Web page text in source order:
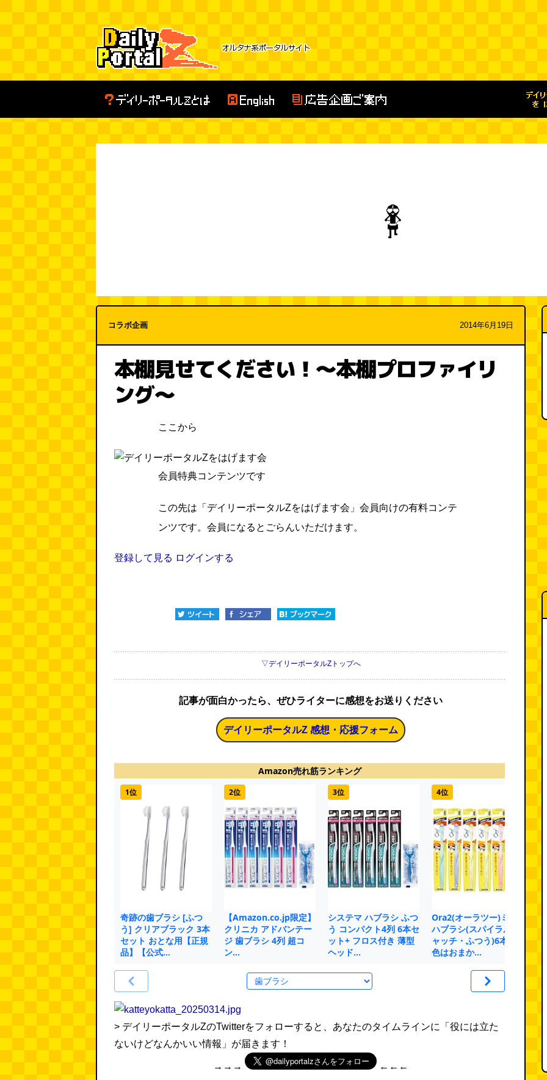
コラボ企画 2014年6月19日
本棚見せてください！～本棚プロファイリ
ング～
ここから
会員特典コンテンツです
この先は「デイリーポータルZをはげます会」会員向けの有料コンテ
ンツです。会員になるとごらんいただけます。
登録して見る ログインする
▽デイリーポータルZトップへ
記事が面白かったら、ぜひライターに感想をお送りください
デイリーポータルZ 感想・応援フォーム
Amazon売れ筋ランキング
1位
奇跡の歯ブラシ [ふつ
う] クリアブラック 3本
セット おとな用【正規
品】【公式…
2位
【Amazon.co.jp限定】
クリニカ アドバンテー
ジ 歯ブラシ 4列 超コ
ン…
3位
システマ ハブラシ ふつ
う コンパクト4列 6本セ
ット+ フロス付き 薄型
ヘッド…
4位
Ora2(オーラツー)ミー
ハブラシ(スパイラルキ
ャッチ・ふつう)6本※
色はおまか…
> デイリーポータルZのTwitterをフォローすると、あなたのタイムラインに「役には立た
ないけどなんかいい情報」が届きます！
→→→ ←←←